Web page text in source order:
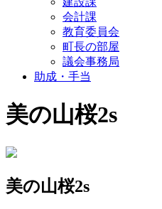
会計課
教育委員会
町長の部屋
議会事務局
助成・手当
美の山桜2s
美の山桜2s